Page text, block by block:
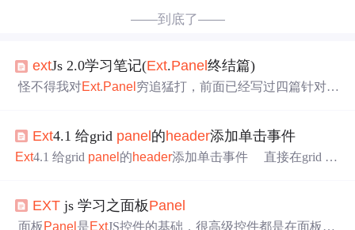
——到底了——
extJs 2.0学习笔记(Ext.Panel终结篇)
怪不得我对Ext.Panel 穷追猛打，前面已经写过四篇针对它
了。以后自己忘记了，看一下就明白了。varpanel1;functio
n newPanel1(){ var config1={title:'这是标题栏', width:300,
Ext4.1 给grid panel的header添加单击事件
Ext4.1 给grid panel 的header添加单击事件 直接在grid lis
the underlying el pro
EXT js 学习之面板Panel
面板 Panel 是ExtJS控件的基础，很高级控件都是在面板的